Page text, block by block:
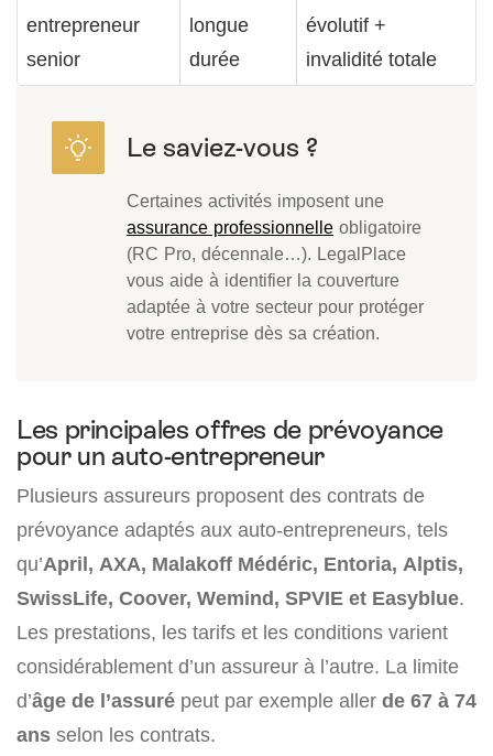
entrepreneur
senior
longue
durée
évolutif +
invalidité totale
Certaines activités imposent une
assurance professionnelle obligatoire
(RC Pro, décennale…). LegalPlace
vous aide à identifier la couverture
adaptée à votre secteur pour protéger
votre entreprise dès sa création.
Les principales offres de prévoyance
pour un auto-entrepreneur
Plusieurs assureurs proposent des contrats de
prévoyance adaptés aux auto-entrepreneurs, tels
qu’April, AXA, Malakoff Médéric, Entoria, Alptis,
SwissLife, Coover, Wemind, SPVIE et Easyblue.
Les prestations, les tarifs et les conditions varient
considérablement d’un assureur à l’autre. La limite
d’âge de l’assuré peut par exemple aller de 67 à 74
ans selon les contrats.